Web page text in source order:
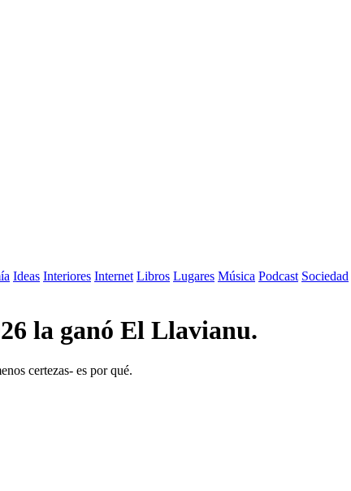
Ideas Interiores Internet Libros Lugares Música Podcast Sociedad
la ganó El Llavianu.
certezas- es por qué.